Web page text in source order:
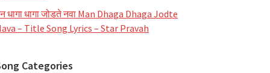
धागा धागा जोडते नवा Man Dhaga Dhaga Jodte
– Title Song Lyrics – Star Pravah
Categories